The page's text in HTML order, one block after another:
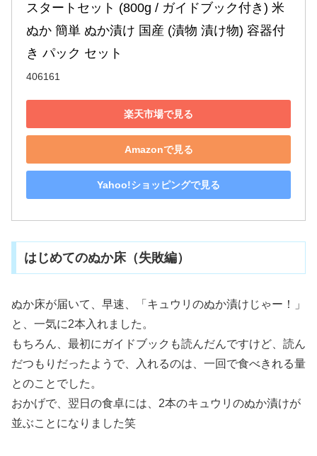
スタートセット (800g / ガイドブック付き) 米
ぬか 簡単 ぬか漬け 国産 (漬物 漬け物) 容器付
き パック セット
406161
楽天市場で見る
Amazonで見る
Yahoo!ショッピングで見る
はじめてのぬか床（失敗編）
ぬか床が届いて、早速、「キュウリのぬか漬けじゃー！」
と、一気に2本入れました。
もちろん、最初にガイドブックも読んだんですけど、読ん
だつもりだったようで、入れるのは、一回で食べきれる量
とのことでした。
おかげで、翌日の食卓には、2本のキュウリのぬか漬けが
並ぶことになりました笑